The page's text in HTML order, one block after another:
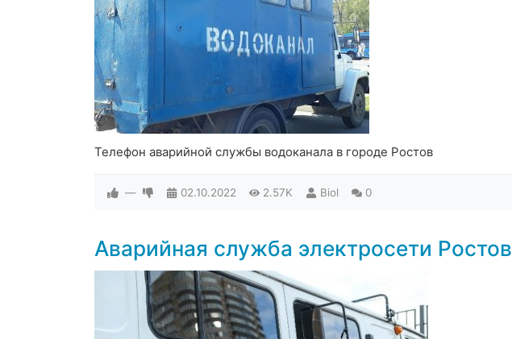
Телефон аварийной службы водоканала в городе Ростов
— 02.10.2022 2.57K Biol 0
Аварийная служба электросети Ростов